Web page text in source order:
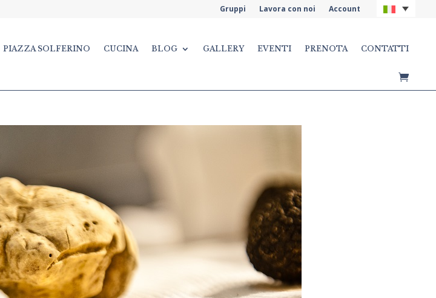
Gruppi Lavora con noi Account
PIAZZA SOLFERINO CUCINA BLOG GALLERY EVENTI PRENOTA CONTATTI